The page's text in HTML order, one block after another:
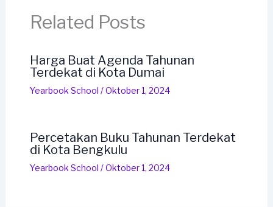
Related Posts
Harga Buat Agenda Tahunan
Terdekat di Kota Dumai
Yearbook School /Oktober 1, 2024
Percetakan Buku Tahunan Terdekat
di Kota Bengkulu
Yearbook School /Oktober 1, 2024